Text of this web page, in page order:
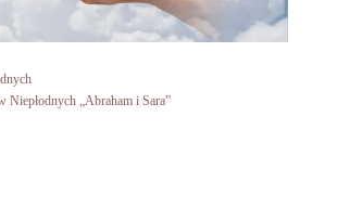
Niepłodnych „Abraham i Sara”